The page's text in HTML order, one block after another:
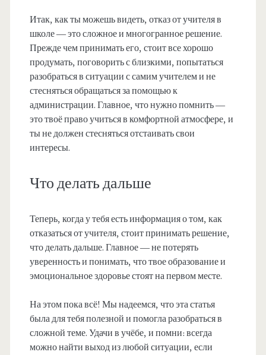
Итак, как ты можешь видеть, отказ от учителя в
школе — это сложное и многогранное решение.
Прежде чем принимать его, стоит все хорошо
продумать, поговорить с близкими, попытаться
разобраться в ситуации с самим учителем и не
стесняться обращаться за помощью к
администрации. Главное, что нужно помнить —
это твоё право учиться в комфортной атмосфере, и
ты не должен стесняться отстаивать свои
интересы.
Что делать дальше
Теперь, когда у тебя есть информация о том, как
отказаться от учителя, стоит принимать решение,
что делать дальше. Главное — не потерять
уверенность и понимать, что твое образование и
эмоциональное здоровье стоят на первом месте.
На этом пока всё! Мы надеемся, что эта статья
была для тебя полезной и помогла разобраться в
сложной теме. Удачи в учёбе, и помни: всегда
можно найти выход из любой ситуации, если